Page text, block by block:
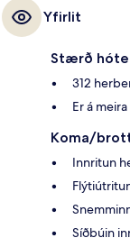
Yfirlit
Stærð
312
Er á
Koma/
Innritun
Síðbúin